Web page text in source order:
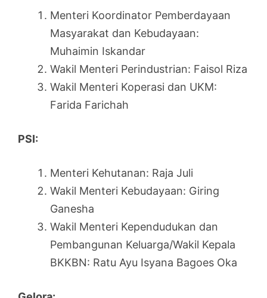
Menteri Koordinator Pemberdayaan
Masyarakat dan Kebudayaan:
Muhaimin Iskandar
Wakil Menteri Perindustrian: Faisol Riza
Wakil Menteri Koperasi dan UKM:
Farida Farichah
PSI:
Menteri Kehutanan: Raja Juli
Wakil Menteri Kebudayaan: Giring
Ganesha
Wakil Menteri Kependudukan dan
Pembangunan Keluarga/Wakil Kepala
BKKBN: Ratu Ayu Isyana Bagoes Oka